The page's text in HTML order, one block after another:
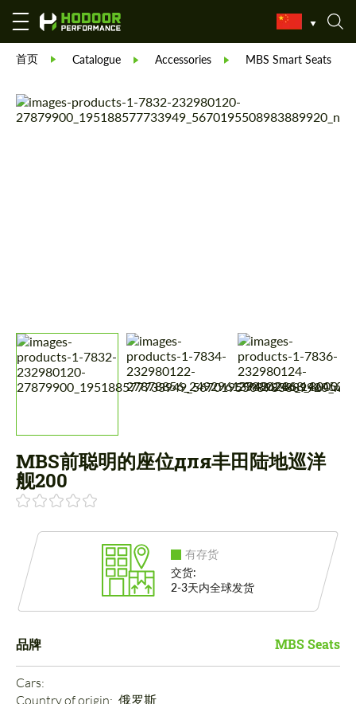
首页 Catalogue Accessories MBS Smart Seats
MBS前聪明的座位для丰田陆地巡洋
舰200
有存货
交货:
2-3天内全球发货
品牌 MBS Seats
Cars:
Country of origin: 俄罗斯